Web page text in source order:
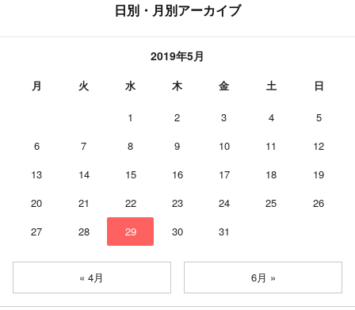
日別・月別アーカイブ
2019年5月
月 火 水 木 金 土 日
1 2 3 4
5
6
7 8 9 10 11
12
13
14 15 16 17 18
19
20
21 22 23 24 25
26
27
28 29 30 31
« 4月 6月 »